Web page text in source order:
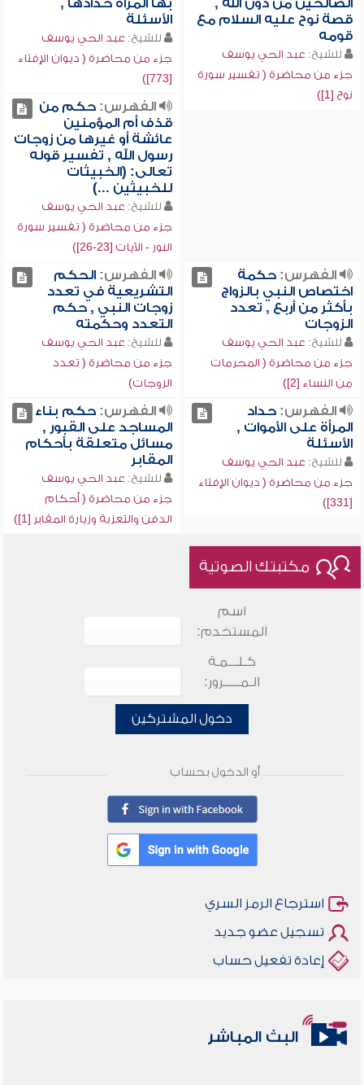
الصالحين من دون الله ,
قصة نوح عليه السلام مع
قومه
للشيخ: عبد الحي يوسف
جزء من محاضرة ( تفسير سورة
نوح [1])
بها المرأة حدادها ,
الأسئلة
للشيخ: عبد الحي يوسف
جزء من محاضرة ( ديوان الإفتاء
[773])
الفهرس:حكم من
قذف أم المؤمنين
عائشة أو غيرها من زوجات
رسول الله , تفسير قوله
تعالى: (الخبيثات
للخبيثين ...)
للشيخ: عبد الحي يوسف
جزء من محاضرة ( تفسير سورة
النور - الآيات [23-26])
الفهرس:حكمة
اختصاص النبي بالزواج
بأكثر من أربع , تعدد
الزوجات
للشيخ: عبد الحي يوسف
جزء من محاضرة ( المحرمات
من النساء [2])
الفهرس:الحكم
التشريعية في تعدد
زوجات النبي , حكم
التعدد وحكمته
للشيخ: عبد الحي يوسف
جزء من محاضرة ( تعدد
الزوجات)
الفهرس:حداد
المرأة على الأموات ,
الأسئلة
للشيخ: عبد الحي يوسف
جزء من محاضرة ( ديوان الإفتاء
[331])
الفهرس:حكم بناء
المساجد على القبور ,
مسائل متعلقة بأحكام
المقابر
للشيخ: عبد الحي يوسف
جزء من محاضرة ( أحكام
الدفن والتعزية وزيارة المقابر [1])
مكتبتك الصوتية
اسم
المستخدم:
كـلـــمـة
الـمـــــرور:
دخول المشتركين
أو الدخول بحساب
استرجاع الرمز السري
تسجيل عضو جديد
إعادة تفعيل حساب
البث المباشر